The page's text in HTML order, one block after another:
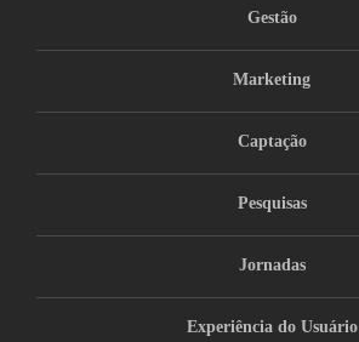
Gestão
Marketing
Captação
Pesquisas
Jornadas
Experiência do Usuário